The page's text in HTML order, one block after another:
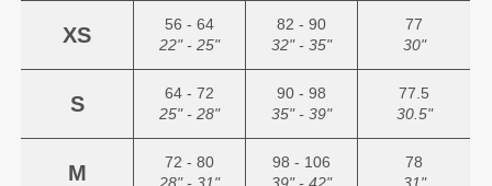
XS
56 - 64
22" - 25"
82 - 90
32" - 35"
77
30"
S
64 - 72
25" - 28"
90 - 98
35" - 39"
77.5
30.5"
M
72 - 80
98 - 106
78